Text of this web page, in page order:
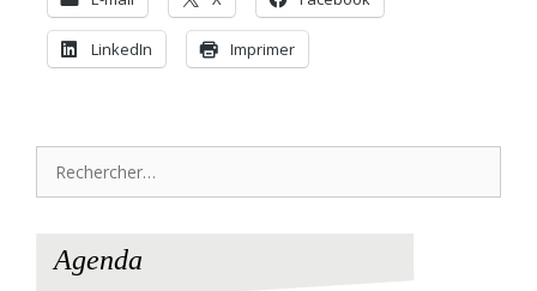
LinkedIn Imprimer
Agenda